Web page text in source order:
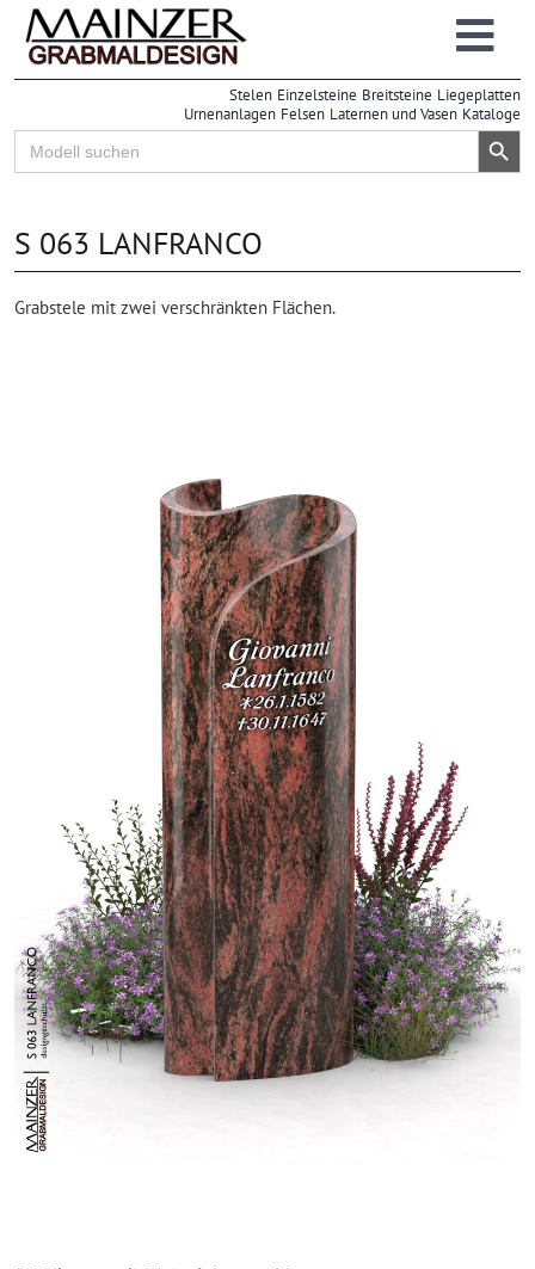
Zum
Inhalt
springen
Stelen Einzelsteine Breitsteine Liegeplatten
Urnenanlagen Felsen Laternen und Vasen Kataloge
Search
for:
Search Button
S 063 LANFRANCO
Grabstele mit zwei verschränkten Flächen.